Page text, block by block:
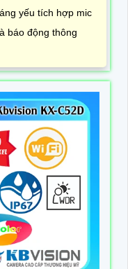
yếu tích hợp mic
báo động thông